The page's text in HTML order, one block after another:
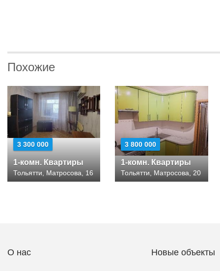
Похожие
3 300 000
1-комн. Квартиры
Тольятти, Матросова, 16
3 800 000
1-комн. Квартиры
Тольятти, Матросова, 20
О нас Новые объекты